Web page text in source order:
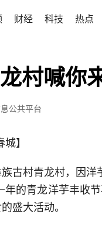
财经 科技 热点
村喊你
公共平台
】
古村青龙村，因
年的青龙洋芋丰收
盛大活动。